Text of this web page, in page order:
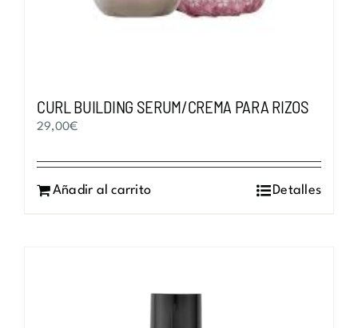
CURL BUILDING SERUM/CREMA PARA RIZOS
29,00€
Añadir al carrito Detalles